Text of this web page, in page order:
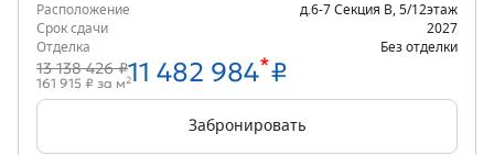
Расположение
д.6-7 Секция В 5/12этаж
Срок сдачи
2027
Отделка
Без отделки
13 138 426 ₽11 482 984*₽
161 915 ₽ за м2
Забронировать